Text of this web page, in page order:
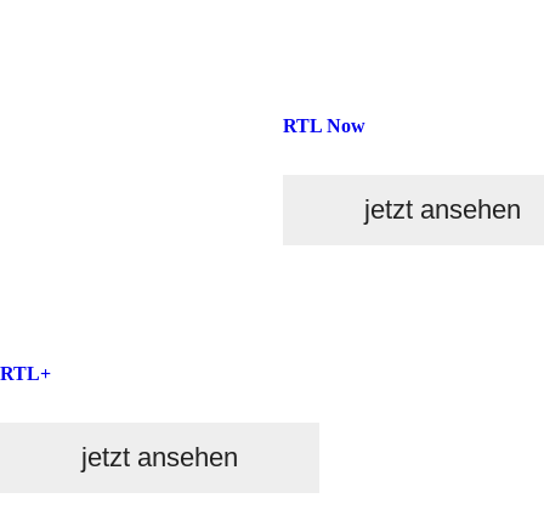
RTL Now
jetzt ansehen
RTL+
jetzt ansehen